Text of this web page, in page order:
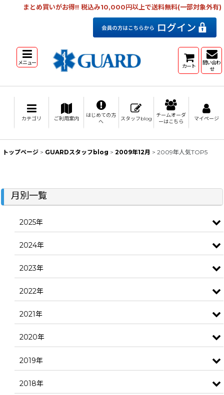
まとめ買いがお得!! 税込み10,000円以上で送料無料(一部対象外有)
メニュー カート
問い合わ
せ
カテゴリ ご利用案内
はじめての方
へ
スタッフblog
チームオーダ
ーはこちら
マイページ
トップページ > GUARDスタッフblog > 2009年12月 > 2009年人気TOP5
月別一覧
2025年
2024年
2023年
2022年
2021年
2020年
2019年
2018年